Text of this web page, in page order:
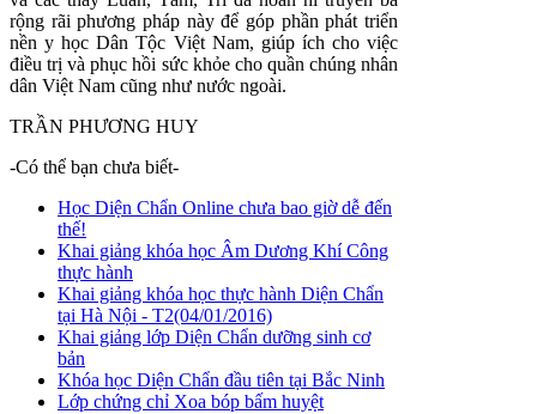
rộng rãi phương pháp này để góp phần phát triển
nền y học Dân Tộc Việt Nam, giúp ích cho việc
điều trị và phục hồi sức khỏe cho quần chúng nhân
dân Việt Nam cũng như nước ngoài.
TRẦN PHƯƠNG HUY
-Có thể bạn chưa biết-
Học Diện Chẩn Online chưa bao giờ dễ đến
thế!
Khai giảng khóa học Âm Dương Khí Công
thực hành
Khai giảng khóa học thực hành Diện Chẩn
tại Hà Nội - T2(04/01/2016)
Khai giảng lớp Diện Chẩn dưỡng sinh cơ
bản
Khóa học Diện Chẩn đầu tiên tại Bắc Ninh
Lớp chứng chỉ Xoa bóp bấm huyệt